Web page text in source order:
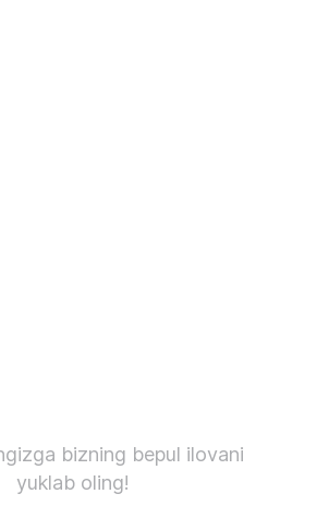
bizning bepul ilovani
yuklab oling!